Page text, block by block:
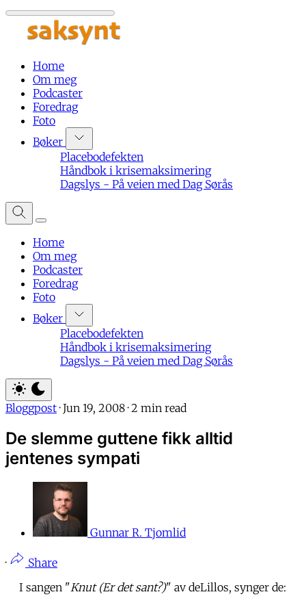
Home
Om meg
Podcaster
Foredrag
Foto
Bøker
Placebodefekten
Håndbok i krisemaksimering
Dagslys - På veien med Dag Sørås
Home
Om meg
Podcaster
Foredrag
Foto
Bøker
Placebodefekten
Håndbok i krisemaksimering
Dagslys - På veien med Dag Sørås
Bloggpost · Jun 19, 2008 · 2 min read
De slemme guttene fikk alltid
jentenes sympati
Gunnar R. Tjomlid
·
Share
I sangen "Knut (Er det sant?)" av deLillos, synger de: